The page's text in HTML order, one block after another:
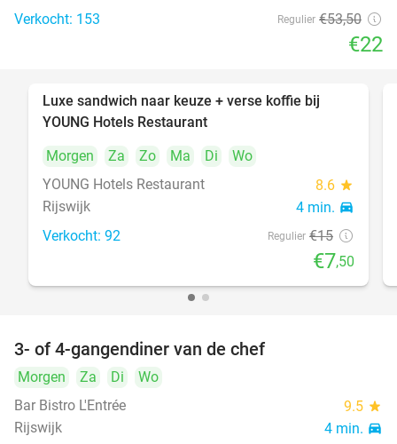
Verkocht: 153 Regulier €53,50
€22
Luxe sandwich naar keuze + verse koffie bij
YOUNG Hotels Restaurant
Morgen
Za Zo Ma Di
Wo
YOUNG Hotels Restaurant
8.6 star
Rijswijk 4 min. directions_car
Verkocht: 92 Regulier €15
€7,50
3- of 4-gangendiner van de chef
Morgen Za Di
Wo
Bar Bistro L'Entrée
9.5 star
Rijswijk 4 min. directions_car